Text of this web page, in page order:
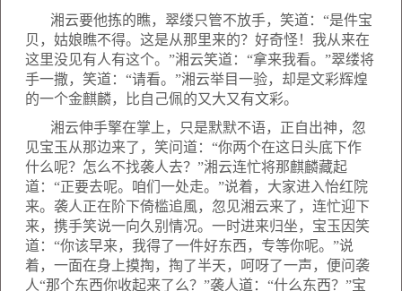
湘云要他拣的瞧，翠缕只管不放手，笑道：“是件宝
贝，姑娘瞧不得。这是从那里来的？好奇怪！我从来在
这里没见有人有这个。”湘云笑道：“拿来我看。”翠缕将
手一撒，笑道：“请看。”湘云举目一验，却是文彩辉煌
的一个金麒麟，比自己佩的又大又有文彩。
湘云伸手擎在掌上，只是默默不语，正自出神，忽
见宝玉从那边来了，笑问道：“你两个在这日头底下作
什么呢？怎么不找袭人去？”湘云连忙将那麒麟藏起
道：“正要去呢。咱们一处走。”说着，大家进入怡红院
来。袭人正在阶下倚槛追風，忽见湘云来了，连忙迎下
来，携手笑说一向久别情况。一时进来归坐，宝玉因笑
道：“你该早来，我得了一件好东西，专等你呢。”说
着，一面在身上摸掏，掏了半天，呵呀了一声，便问袭
人“那个东西你收起来了么？”袭人道：“什么东西？”宝